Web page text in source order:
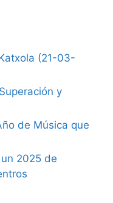
(21-03-
y
de Música que
2025 de